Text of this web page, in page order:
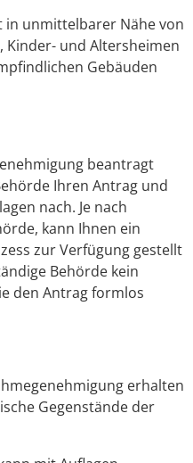
in unmittelbarer Nähe von
Kinder- und Altersheimen
Gebäuden
beantragt
Ihren Antrag und
nach. Je nach
kann Ihnen ein
zur Verfügung gestellt
Behörde kein
den Antrag formlos
erhalten
Gegenstände der